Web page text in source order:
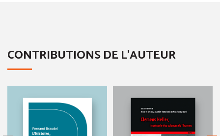
CONTRIBUTIONS DE L'AUTEUR